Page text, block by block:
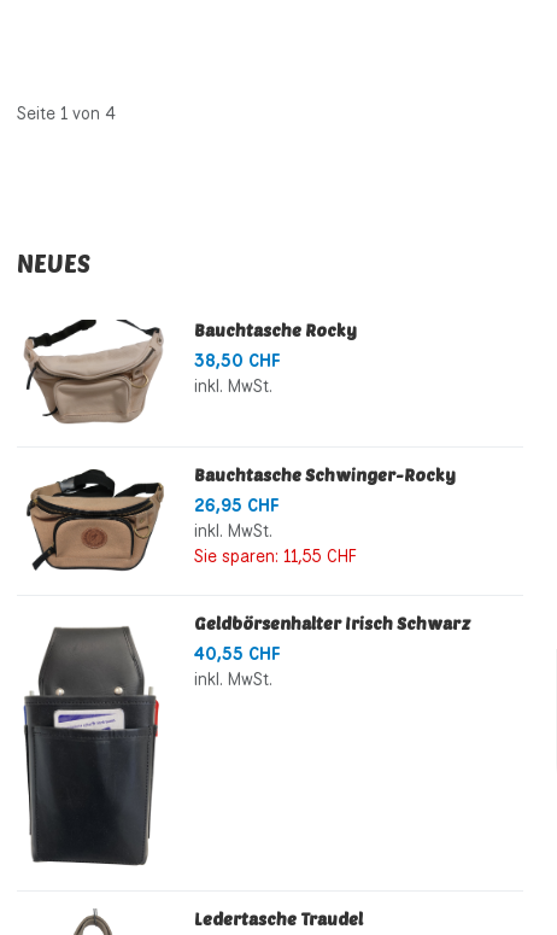
Seite 1 von 4
NEUES
Bauchtasche Rocky
38,50 CHF
inkl. MwSt.
Bauchtasche Schwinger-Rocky
26,95 CHF
inkl. MwSt.
Sie sparen: 11,55 CHF
Geldbörsenhalter Irisch Schwarz
40,55 CHF
inkl. MwSt.
Ledertasche Traudel